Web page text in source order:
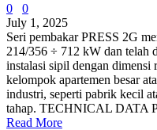
0
0
July 1, 2025
Seri pembakar PRESS 2G
214/356 ÷ 712 kW dan telah
instalasi sipil dengan dimensi
kelompok apartemen besar
industri, seperti pabrik kecil
tahap. TECHNICAL DATA
Read More